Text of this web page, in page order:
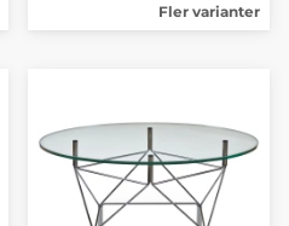
Tyg pg.4 Pond 06
fr. 55 894 kr
4-6 Veckor
Fler varianter